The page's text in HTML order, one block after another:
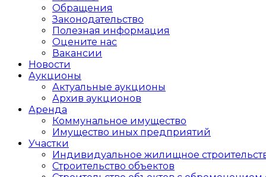
Обращения
Законодательство
Полезная информация
Оцените нас
Вакансии
Новости
Аукционы
Актуальные аукционы
Архив аукционов
Аренда
Коммунальное имущество
Имущество иных предприятий
Участки
Индивидуальное жилищное
Строительство объектов